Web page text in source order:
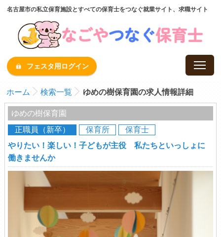
名古屋市の私立保育施設とすべての保育士をつなぐ就業サイト、求職サイト
フェスタ用ログイン
ホーム 検索一覧 ゆめの樹保育園の求人情報詳細
ゆめの樹保育園
正職員（新卒）
保育所
保育士
やりたい！楽しい！子どもが主役 私たちといっしょに
働きませんか